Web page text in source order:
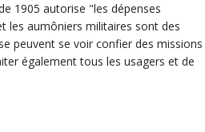
1905 autorise "les dépenses
les aumôniers militaires sont des
peuvent se voir confier des missions
également tous les usagers et de